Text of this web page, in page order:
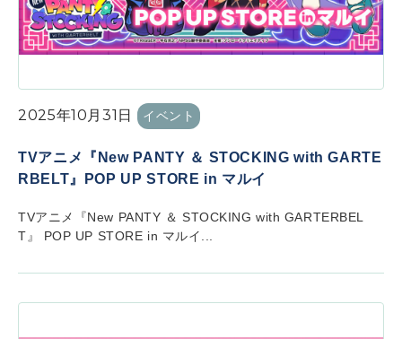
2025年10月31日 イベント
TVアニメ『New PANTY ＆ STOCKING with GARTE
RBELT』POP UP STORE in マルイ
TVアニメ『New PANTY ＆ STOCKING with GARTERBEL
T』 POP UP STORE in マルイ...